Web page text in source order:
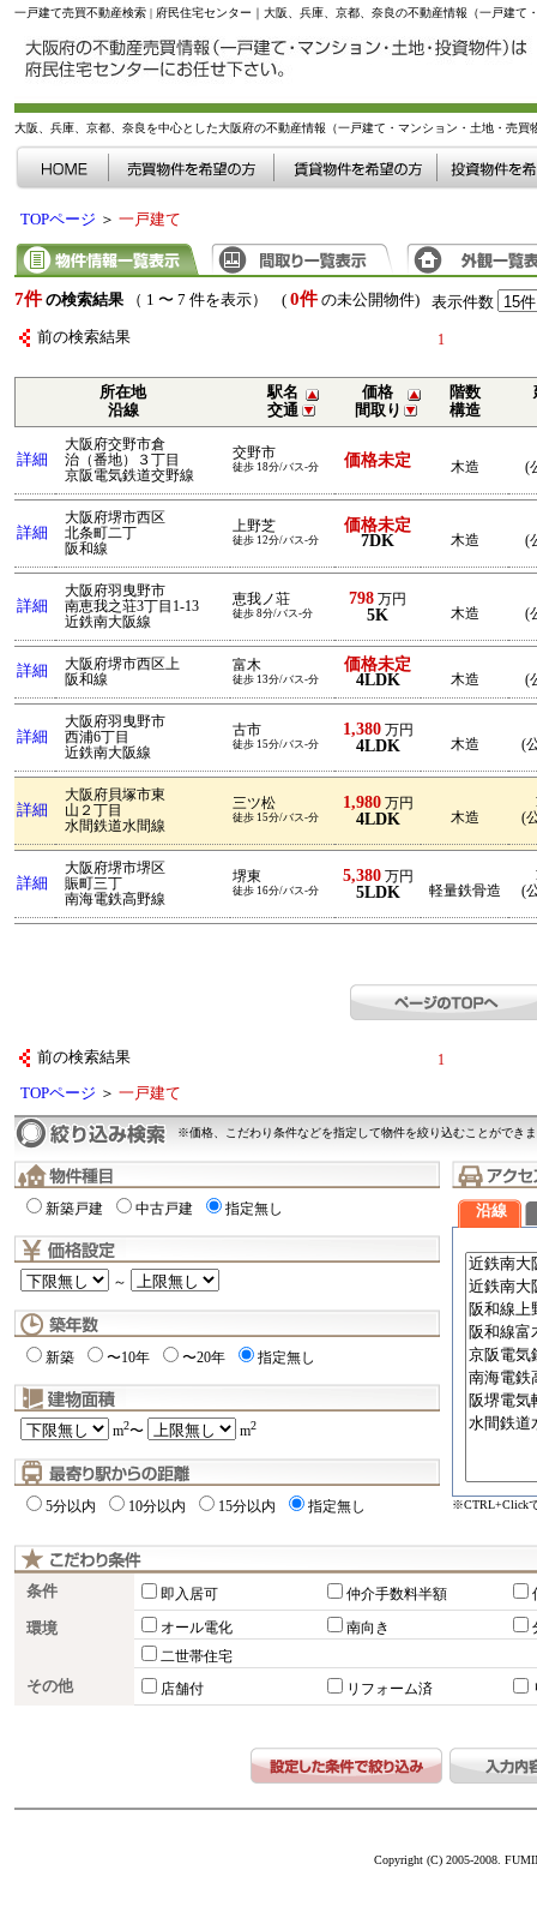
一戸建て売買不動産検索 | 府民住宅センター｜大阪、兵庫、京都、奈良の不動産情報（一戸建て
大阪、兵庫、京都、奈良を中心とした大阪府の不動産情報（一戸建て・マンション・土地・売
TOPページ ＞ 一戸建て
7件 の検索結果 （ 1 〜 7 件を表示） ( 0件の未公開物件) 表示件数
前の検索結果 1
所在地
沿線
駅名
交通
価格
間取り
階数
構造
詳細
大阪府交野市倉
治（番地）３丁目
京阪電気鉄道交野線
交野市
徒歩 18分/バス-分 価格未定 木造 (
詳細
大阪府堺市西区
北条町二丁
阪和線
上野芝
徒歩 12分/バス-分
価格未定
7DK
木造 (
詳細
大阪府羽曳野市
南恵我之荘3丁目1-13
近鉄南大阪線
恵我ノ荘
徒歩 8分/バス-分
798 万円
5K 木造 (
詳細
大阪府堺市西区上
阪和線
富木
徒歩 13分/バス-分
価格未定
4LDK
木造 (
詳細
大阪府羽曳野市
西浦6丁目
近鉄南大阪線
古市
徒歩 15分/バス-分
1,380万円
4LDK 木造 (
詳細
大阪府貝塚市東
山２丁目
水間鉄道水間線
三ツ松
徒歩 15分/バス-分
1,980万円
4LDK 木造
(
詳細
大阪府堺市堺区
賑町三丁
南海電鉄高野線
堺東
徒歩 16分/バス-分
5,380万円
5LDK 軽量鉄骨造
(
前の検索結果 1
TOPページ ＞ 一戸建て
※価格、こだわり条件などを指定して物件を絞り込むことができ
新築戸建 中古戸建 指定無し
～
新築 〜10年 〜20年 指定無し
m2〜 m2
5分以内 10分以内 15分以内 指定無し
沿線
※CTRL+Click
条件 即入居可 仲介手数料半額
環境 オール電化 南向き
二世帯住宅
その他 店舗付 リフォーム済
Copyright (C) 2005-2008.